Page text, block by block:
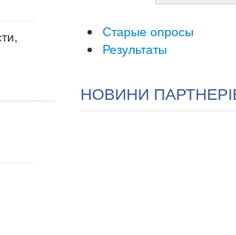
Старые опросы
Результаты
НОВИНИ